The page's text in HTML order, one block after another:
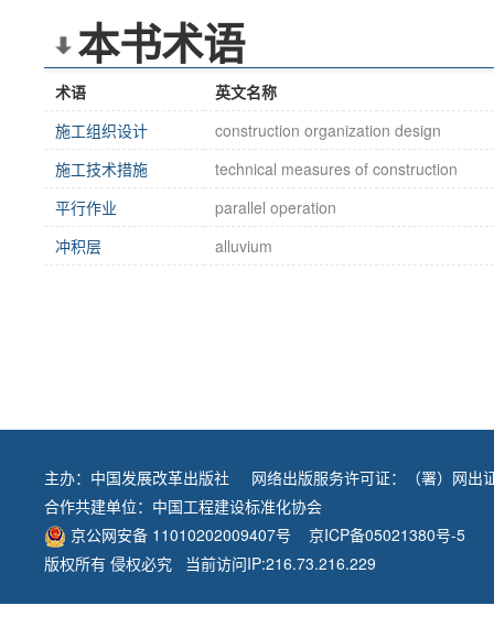
本书术语
术语
英文名称
施工组织设计
construction organization design
施工技术措施
technical measures of construction
平行作业
parallel operation
冲积层
alluvium
主办： 中国发展改革出版社
网络出版服务许可证：（署）网出
合作共建单位： 中国工程建设标准化协会
京公网安备 11010202009407号
京ICP备05021380号-5
版权所有 侵权必究 当前访问IP:216.73.216.229